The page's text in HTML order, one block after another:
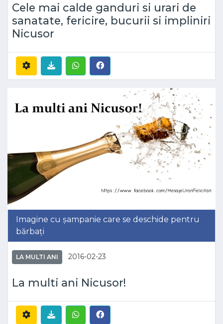
Cele mai calde ganduri si urari de
sanatate, fericire, bucurii si impliniri
Nicusor
Imagine cu șampanie care se deschide pentru
bărbați
LA MULTI ANI 2016-02-23
La multi ani Nicusor!